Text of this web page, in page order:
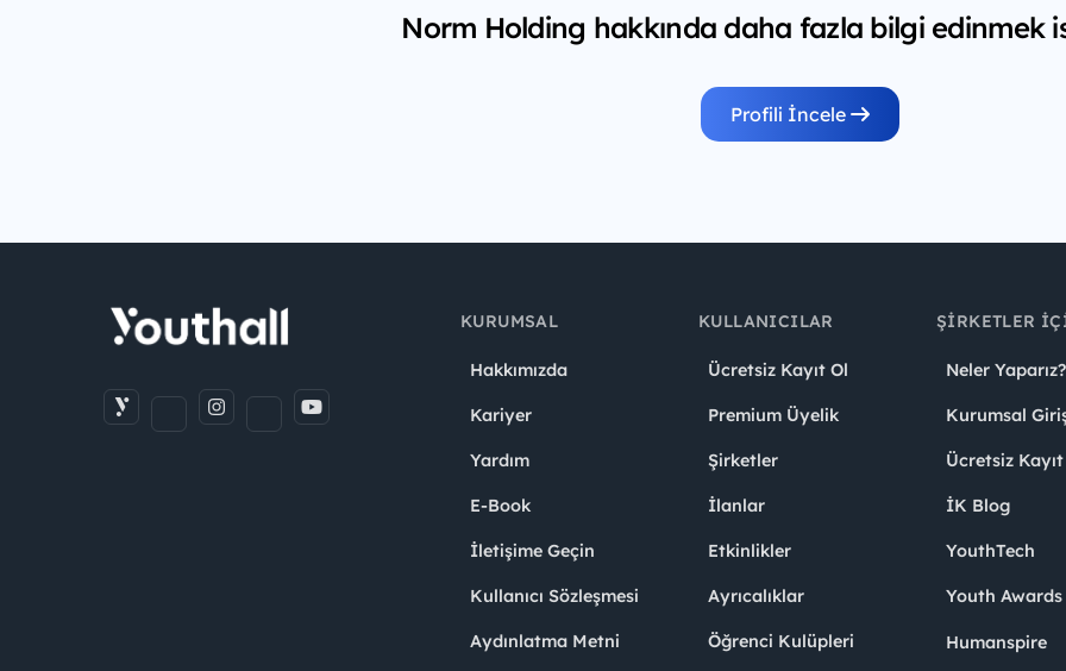
Norm Holding hakkında daha fazla bilgi edinmek
Profili İncele
KURUMSAL
Hakkımızda
Kariyer
Yardım
E-Book
İletişime Geçin
Kullanıcı Sözleşmesi
Aydınlatma Metni
KULLANICILAR
Ücretsiz Kayıt Ol
Premium Üyelik
Şirketler
İlanlar
Etkinlikler
Ayrıcalıklar
Öğrenci Kulüpleri
ŞIRKETLER
Neler Yaparız?
Kurumsal
Ücretsiz Kayıt
İK Blog
YouthTech
Youth Awards
Humanspire